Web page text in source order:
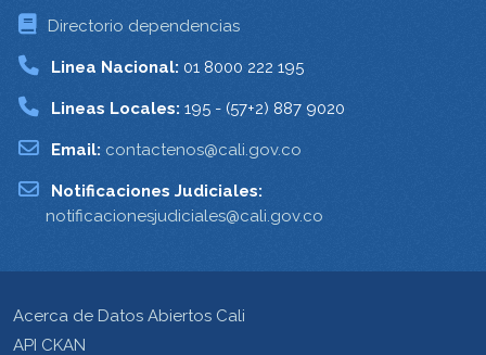
Directorio dependencias
Linea Nacional: 01 8000 222 195
Lineas Locales: 195 - (57+2) 887 9020
Email: contactenos@cali.gov.co
Notificaciones Judiciales:
notificacionesjudiciales@cali.gov.co
Acerca de Datos Abiertos Cali
API CKAN